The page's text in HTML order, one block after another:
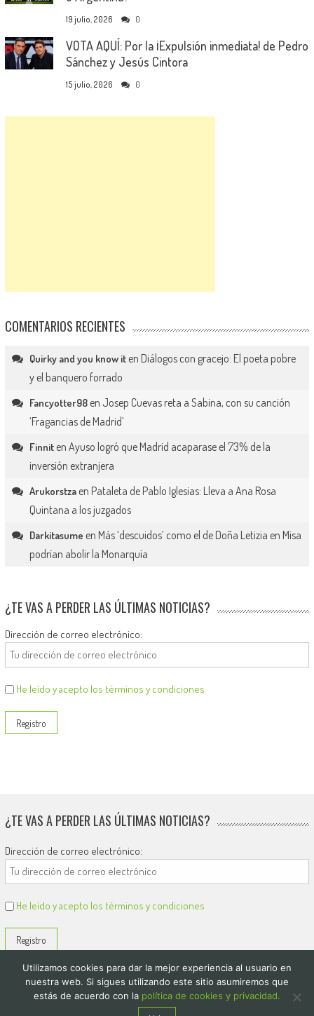
19 julio, 2026 0
VOTA AQUÍ: Por la ¡Expulsión inmediata! de Pedro
Sánchez y Jesús Cintora
15 julio, 2026 0
COMENTARIOS RECIENTES
Quirky and you know iten Diálogos con gracejo: El poeta pobre
y el banquero forrado
Fancyotter98en Josep Cuevas reta a Sabina, con su canción
‘Fragancias de Madrid’
Finniten Ayuso logró que Madrid acaparase el 73% de la
inversión extranjera
Arukorstzaen Pataleta de Pablo Iglesias: Lleva a Ana Rosa
Quintana a los juzgados
Darkitasume en Más ‘descuidos’ como el de Doña Letizia en Misa
podrían abolir la Monarquía
¿TE VAS A PERDER LAS ÚLTIMAS NOTICIAS?
Dirección de correo electrónico:
He leído y acepto los términos y condiciones
¿TE VAS A PERDER LAS ÚLTIMAS NOTICIAS?
Dirección de correo electrónico:
He leído y acepto los términos y condiciones
El Diario de Colón
Utilizamos cookies para dar la mejor experiencia al usuario en
nuestra web. Si sigues utilizando este sitio asumiremos que
estás de acuerdo con la política de cookies y privacidad.